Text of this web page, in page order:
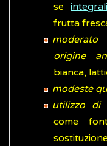
se integrali
frutta
origine
bianca,
modeste
utilizzo di
come